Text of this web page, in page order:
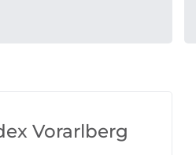
Vorarlberg